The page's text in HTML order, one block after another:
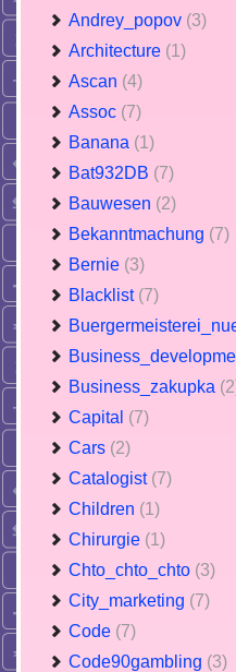
Andrey_popov (3)
Architecture (1)
Ascan (4)
Assoc (7)
Banana (1)
Bat932DB (7)
Bauwesen (2)
Bekanntmachung (7)
Bernie (3)
Blacklist (7)
Business_zakupka
Capital (7)
Cars (2)
Catalogist (7)
Children (1)
Chirurgie (1)
Chto_chto_chto (3)
City_marketing (7)
Code (7)
Code90gambling (3)